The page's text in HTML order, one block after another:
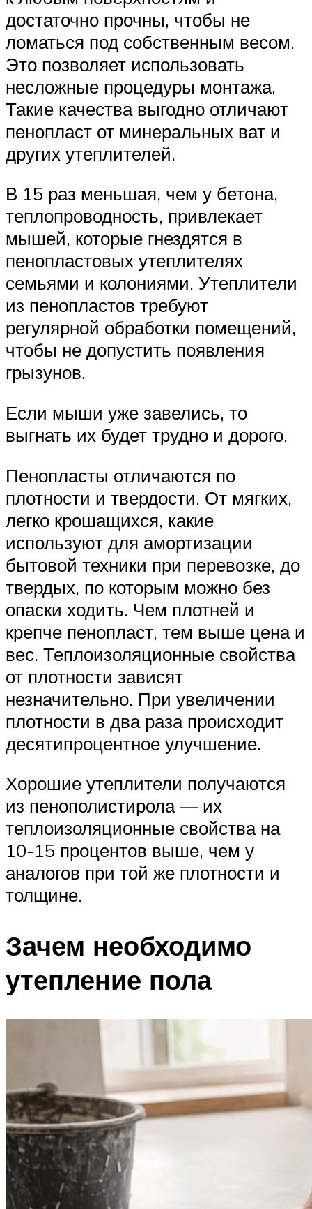
достаточно прочны, чтобы не
ломаться под собственным весом.
Это позволяет использовать
несложные процедуры монтажа.
Такие качества выгодно отличают
пенопласт от минеральных ват и
других утеплителей.
В 15 раз меньшая, чем у бетона,
теплопроводность, привлекает
мышей, которые гнездятся в
пенопластовых утеплителях
семьями и колониями. Утеплители
из пенопластов требуют
регулярной обработки помещений,
чтобы не допустить появления
грызунов.
Если мыши уже завелись, то
выгнать их будет трудно и дорого.
Пенопласты отличаются по
плотности и твердости. От мягких,
легко крошащихся, какие
используют для амортизации
бытовой техники при перевозке, до
твердых, по которым можно без
опаски ходить. Чем плотней и
крепче пенопласт, тем выше цена и
вес. Теплоизоляционные свойства
от плотности зависят
незначительно. При увеличении
плотности в два раза происходит
десятипроцентное улучшение.
Хорошие утеплители получаются
из пенополистирола — их
теплоизоляционные свойства на
10-15 процентов выше, чем у
аналогов при той же плотности и
толщине.
Зачем необходимо
утепление пола